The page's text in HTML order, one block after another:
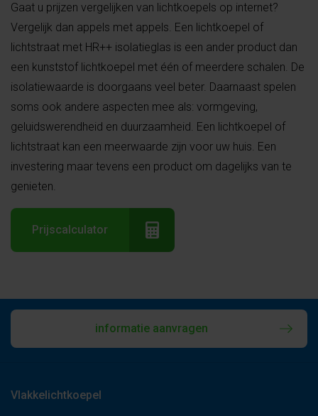
Gaat u prijzen vergelijken van lichtkoepels op internet?
Vergelijk dan appels met appels. Een lichtkoepel of
lichtstraat met HR++ isolatieglas is een ander product dan
een kunststof lichtkoepel met één of meerdere schalen. De
isolatiewaarde is doorgaans veel beter. Daarnaast spelen
soms ook andere aspecten mee als: vormgeving,
geluidswerendheid en duurzaamheid. Een lichtkoepel of
lichtstraat kan een meerwaarde zijn voor uw huis. Een
investering maar tevens een product om dagelijks van te
genieten.
Prijscalculator
informatie aanvragen
Vlakkelichtkoepel